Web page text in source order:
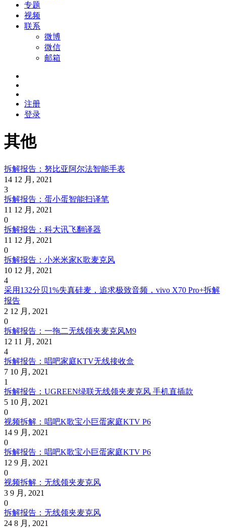
专题
视频
联系
微博
微信
邮箱
注册
登录
其他
拆解报告：努比亚阿尔法智能手表
14 12 月, 2021
3
拆解报告：蛋小蛋智能扫译笔
11 12 月, 2021
0
拆解报告：科大讯飞翻译器
11 12 月, 2021
0
拆解报告：小米米家K歌麦克风
10 12 月, 2021
4
采用132分贝1%失真硅麦，追求极致音频，vivo X70 Pro+拆解
报告
2 12 月, 2021
0
拆解报告：一拖二无线领夹麦克风M9
12 11 月, 2021
4
拆解报告：唱吧家庭KTV无线接收盒
7 10 月, 2021
1
拆解报告：UGREEN绿联无线领夹麦克风 手机直插款
5 10 月, 2021
0
视频拆解：唱吧K歌宝小巨蛋家庭KTV P6
14 9 月, 2021
0
拆解报告：唱吧K歌宝小巨蛋家庭KTV P6
12 9 月, 2021
0
视频拆解：无线领夹麦克风
3 9 月, 2021
0
拆解报告：无线领夹麦克风
24 8 月, 2021